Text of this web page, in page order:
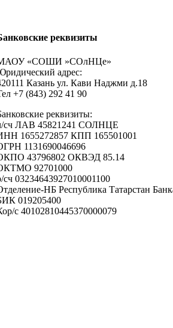
реквизиты
«СОШИ »СОлНЦе»
адрес:
Казань ул. Кави Наджми д.18
+7 (843) 292 41 90
реквизиты:
сч ЛАВ 45821241 СОЛНЦЕ
1655272857 КПП 165501001
1131690046696
43796802 ОКВЭД 85.14
92701000
cч 03234643927010001100
НБ Республика Татарстан
019205400
с 40102810445370000079